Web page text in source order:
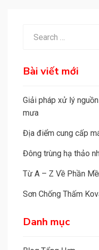
a
i
v
:
Bài viết mới
Giải pháp xử lý
mưa
Địa điểm cung cấp
Đông trùng hạ thảo
Từ A – Z Về Phần
Sơn Chống Thấm
Danh mục